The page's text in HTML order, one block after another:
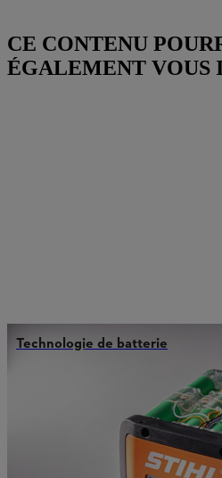
CE CONTENU
ÉGALEMENT VOUS
Technologie de batterie